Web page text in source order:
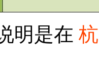
明是在